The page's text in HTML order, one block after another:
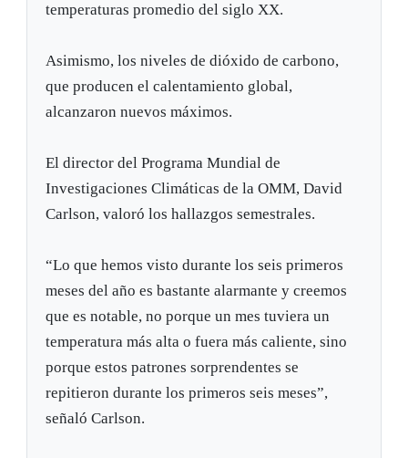
temperaturas promedio del siglo XX.
Asimismo, los niveles de dióxido de carbono,
que producen el calentamiento global,
alcanzaron nuevos máximos.
El director del Programa Mundial de
Investigaciones Climáticas de la OMM, David
Carlson, valoró los hallazgos semestrales.
“Lo que hemos visto durante los seis primeros
meses del año es bastante alarmante y creemos
que es notable, no porque un mes tuviera un
temperatura más alta o fuera más caliente, sino
porque estos patrones sorprendentes se
repitieron durante los primeros seis meses”,
señaló Carlson.